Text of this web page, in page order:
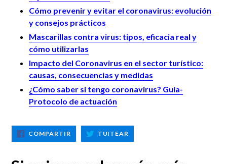
Cómo prevenir y evitar el coronavirus: evolución
y consejos prácticos
Mascarillas contra virus: tipos, eficacia real y
cómo utilizarlas
Impacto del Coronavirus en el sector turístico:
causas, consecuencias y medidas
¿Cómo saber si tengo coronavirus? Guía-
Protocolo de actuación
COMPARTIR COMPARTIR
EN
FACEBOOK
TUITEAR
TWITTER